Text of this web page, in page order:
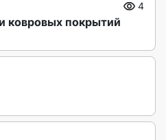
ковровых покрытий
4